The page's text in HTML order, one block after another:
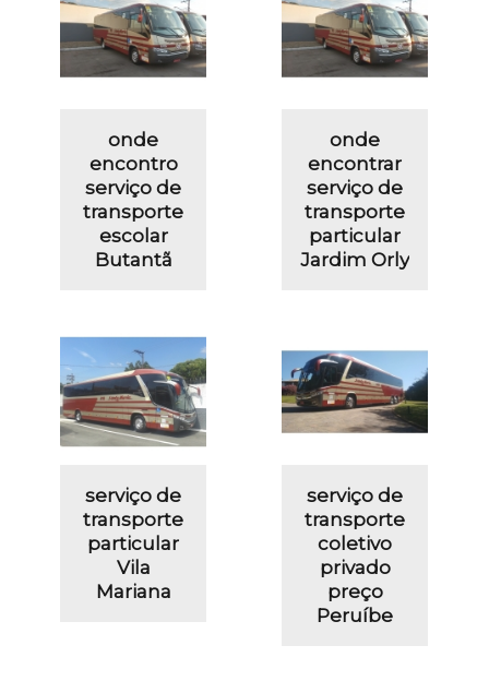
onde
encontro
serviço de
transporte
escolar
Butantã
onde
encontrar
serviço de
transporte
particular
Jardim Orly
serviço de
transporte
particular
Vila
Mariana
serviço de
transporte
coletivo
privado
preço
Peruíbe